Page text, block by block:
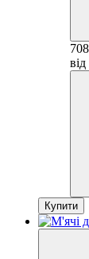
Купити